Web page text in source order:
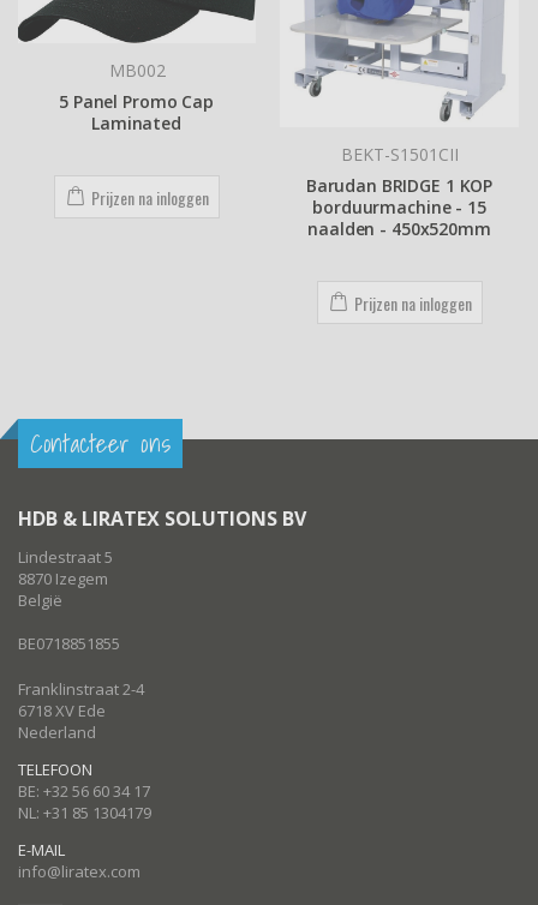
MB002
5 Panel Promo Cap
Laminated
Prijzen na inloggen
BEKT-S1501CII
Barudan BRIDGE 1 KOP
borduurmachine - 15
naalden - 450x520mm
Prijzen na inloggen
Contacteer ons
HDB & LIRATEX SOLUTIONS BV
Lindestraat 5
8870 Izegem
België
BE0718851855
Franklinstraat 2-4
6718 XV Ede
Nederland
TELEFOON
BE: +32 56 60 34 17
NL: +31 85 1304179
E-MAIL
info@liratex.com